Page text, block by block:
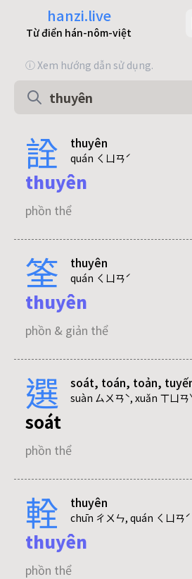
hanzi.live
Từ điển hán-nôm-việt
ⓘ Xem hướng dẫn sử dụng.
詮 thuyên
quán ㄑㄩㄢˊ
thuyên
phồn thể
筌 thuyên
quán ㄑㄩㄢˊ
thuyên
phồn & giản thể
選 soát, toán, toản,
soát
phồn thể
toán
phồn thể
輇 thuyên
chūn ㄔㄨㄣ, quán ㄑㄩㄢˊ
thuyên
phồn thể